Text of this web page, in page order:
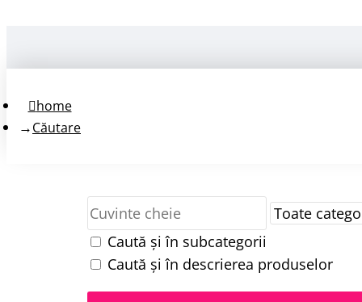
home
Căutare
Caută și în subcategorii
Caută și în descrierea produselor